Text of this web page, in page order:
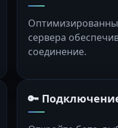
сервера
соединение.
🔑